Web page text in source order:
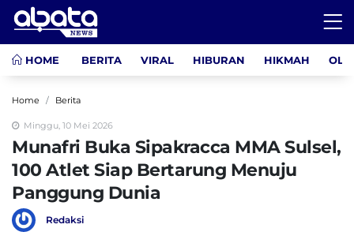
HOME BERITA VIRAL HIBURAN HIKMAH
Home Berita
Minggu, 10 Mei 2026
Munafri Buka Sipakracca MMA Sulsel,
100 Atlet Siap Bertarung Menuju
Panggung Dunia
Redaksi